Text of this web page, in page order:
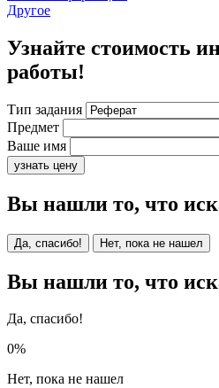
Другое
Узнайте стоимость
работы!
Тип задания
Предмет
Ваше имя
узнать цену
Вы нашли то, что
Да, спасибо! Нет, пока не нашел
Вы нашли то, что
Да, спасибо!
0%
Нет, пока не нашел